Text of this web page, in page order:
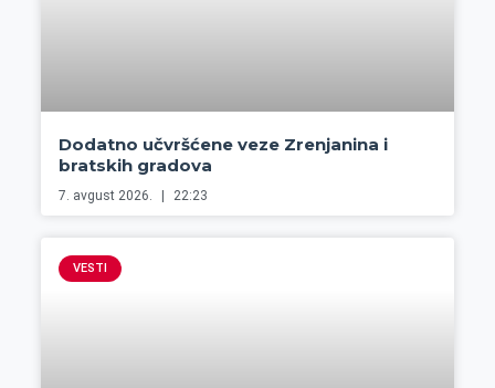
Dodatno učvršćene veze Zrenjanina i
bratskih gradova
7. avgust 2026. 22:23
VESTI